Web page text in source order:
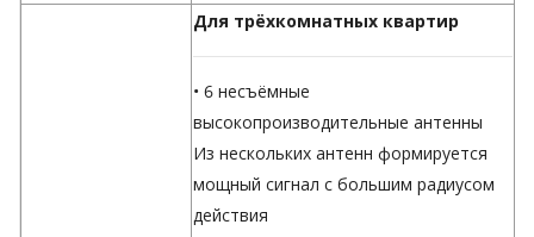
Для трёхкомнатных квартир
• 6 несъёмные
высокопроизводительные антенны
Из нескольких антенн формируется
мощный сигнал с большим радиусом
действия